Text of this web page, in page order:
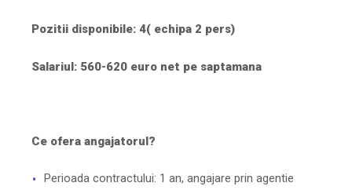
Pozitii disponibile: 4( echipa 2 pers)
Salariul: 560-620 euro net pe saptamana
Ce ofera angajatorul?
Perioada contractului: 1 an, angajare prin agentie